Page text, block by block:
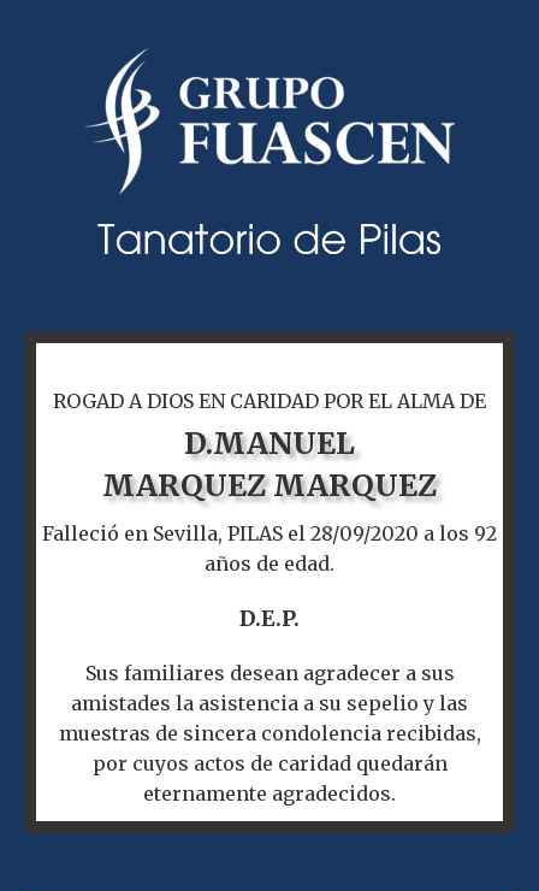
ROGAD A DIOS EN CARIDAD POR EL ALMA DE
D.MANUEL
MARQUEZ MARQUEZ
Falleció en Sevilla, PILAS el 28/09/2020 a los 92
años de edad.
D.E.P.
Sus familiares desean agradecer a sus
amistades la asistencia a su sepelio y las
muestras de sincera condolencia recibidas,
por cuyos actos de caridad quedarán
eternamente agradecidos.